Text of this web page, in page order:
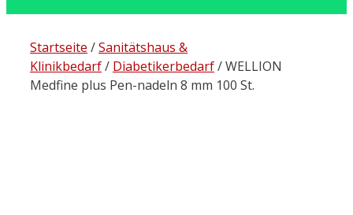
Startseite /Sanitätshaus &
Klinikbedarf/ Diabetikerbedarf/ WELLION
Medfine plus Pen-nadeln 8 mm 100 St.